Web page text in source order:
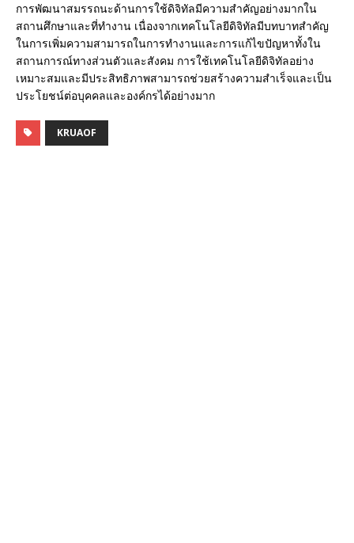
การพัฒนาสมรรถนะด้านการใช้ดิจิทัลมีความสำคัญอย่างมากใน
สถานศึกษาและที่ทำงาน เนื่องจากเทคโนโลยีดิจิทัลมีบทบาทสำคัญ
ในการเพิ่มความสามารถในการทำงานและการแก้ไขปัญหาทั้งใน
สถานการณ์ทางส่วนตัวและสังคม การใช้เทคโนโลยีดิจิทัลอย่าง
เหมาะสมและมีประสิทธิภาพสามารถช่วยสร้างความสำเร็จและเป็น
ประโยชน์ต่อบุคคลและองค์กรได้อย่างมาก
KRUAOF